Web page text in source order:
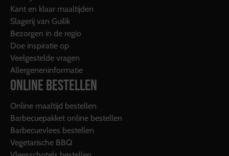
Kant en klaar maaltijden
Slagerij van Guilik
Bezorgen in de regio
Doe inspiratie op
Veelgestelde vragen
Allergeneninformatie
ONLINE BESTELLEN
Online maaltijd bestellen
Barbecuepakket online bestellen
Barbecuevlees bestellen
Vegetarische BBQ